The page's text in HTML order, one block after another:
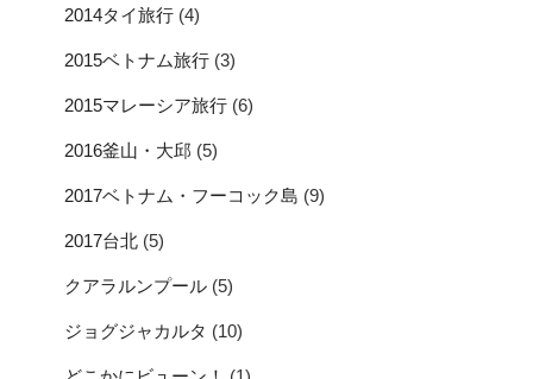
2014タイ旅行 (4)
2015ベトナム旅行 (3)
2015マレーシア旅行 (6)
2016釜山・大邱 (5)
2017ベトナム・フーコック島 (9)
2017台北 (5)
クアラルンプール (5)
ジョグジャカルタ (10)